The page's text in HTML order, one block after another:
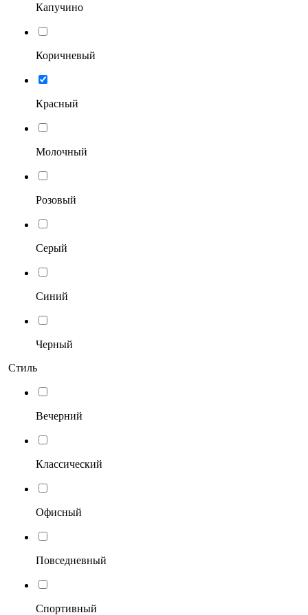
Капучино
Коричневый
Красный
Молочный
Розовый
Серый
Синий
Черный
Стиль
Вечерний
Классический
Офисный
Повседневный
Спортивный